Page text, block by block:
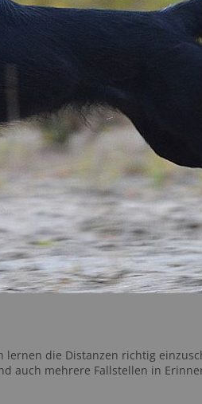
die Distanzen richtig
auch mehrere Fallstellen in